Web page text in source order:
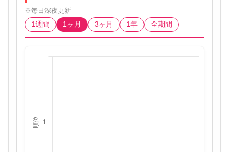
※毎日深夜更新
1週間
1ヶ月 3ヶ月 1年 全期間